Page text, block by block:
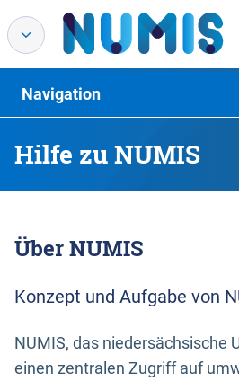
Hilfe zu NUMIS
Navigation
Über NUMIS
Konzept und Aufgabe von
NUMIS, das niedersächsische
einen zentralen Zugriff auf